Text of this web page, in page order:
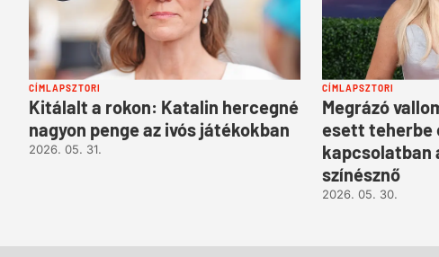
CÍMLAPSZTORI
Kitálalt a rokon: Katalin hercegné
nagyon penge az ivós játékokban
2026. 05. 31.
CÍMLAPSZTORI
Megrázó
esett teherbe
kapcsolatban
színésznő
2026. 05. 30.